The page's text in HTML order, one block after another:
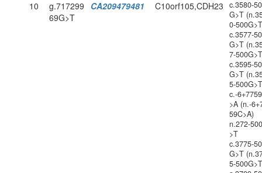
10
g.717299
69G>T
CA209479481 C10orf105,CDH23
c.3580-
G>T
0-
c.3577-
G>T
7-
c.3595-
G>T
5-
c.-
>A (n.-
59C>A)
n.272-
>T
c.3775-
G>T
5-